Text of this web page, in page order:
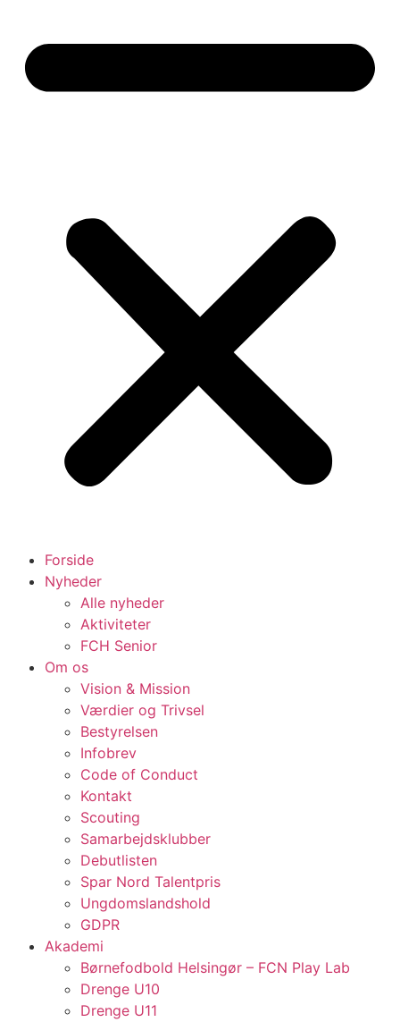
Forside
Nyheder
Alle nyheder
Aktiviteter
FCH Senior
Om os
Vision & Mission
Værdier og Trivsel
Bestyrelsen
Infobrev
Code of Conduct
Kontakt
Scouting
Samarbejdsklubber
Debutlisten
Spar Nord Talentpris
Ungdomslandshold
GDPR
Akademi
Børnefodbold Helsingør – FCN Play Lab
Drenge U10
Drenge U11